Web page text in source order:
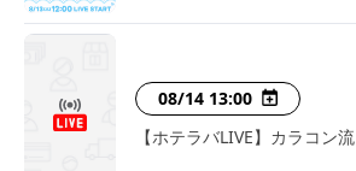
08/14 13:00
【ホテラバLIVE】カラコン